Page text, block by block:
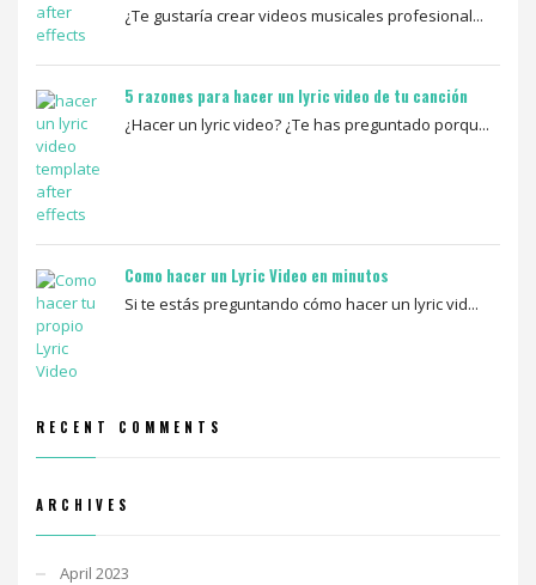
¿Te gustaría crear videos musicales profesional...
5 razones para hacer un lyric video de tu canción
¿Hacer un lyric video? ¿Te has preguntado porqu...
Como hacer un Lyric Video en minutos
Si te estás preguntando cómo hacer un lyric vid...
RECENT COMMENTS
ARCHIVES
April 2023